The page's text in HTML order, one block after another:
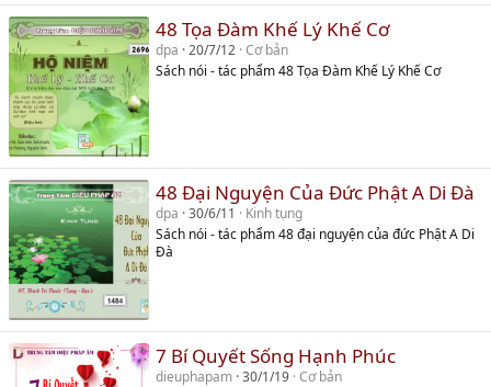
48 Tọa Đàm Khế Lý Khế Cơ
dpa 20/7/12 Cơ bản
Sách nói - tác phẩm 48 Tọa Đàm Khế Lý Khế Cơ
48 Đại Nguyện Của Đức Phật A Di Đà
dpa 30/6/11
Kinh tụng
Sách nói - tác phẩm 48 đại nguyện của đức Phật A Di
Đà
7 Bí Quyết Sống Hạnh Phúc
dieuphapam 30/1/19 Cơ bản